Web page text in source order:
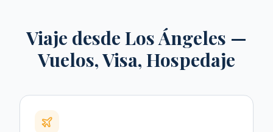
Viaje desde Los Ángeles —
Vuelos, Visa, Hospedaje